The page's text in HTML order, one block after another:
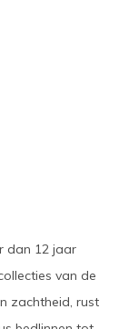
dan 12 jaar
van de
zachtheid, rust